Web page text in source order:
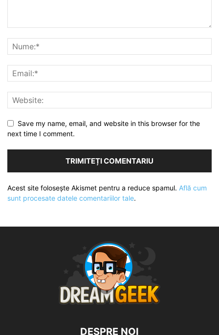
Save my name, email, and website in this browser for the
next time I comment.
Acest site folosește Akismet pentru a reduce spamul. Află cum
sunt procesate datele comentariilor tale.
DESPRE NOI